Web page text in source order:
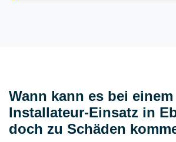
Wann kann es bei einem
Installateur-Einsatz in
doch zu Schäden